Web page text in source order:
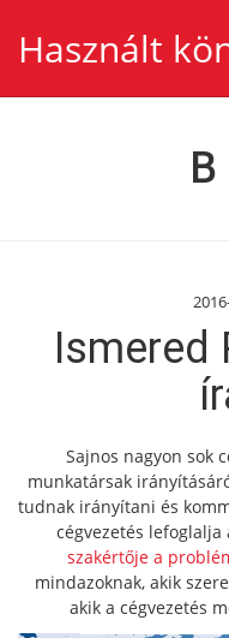
Használt
Ismered
Sajnos nagyon sok
munkatársak
tudnak irányítani és
cégvezetés lefoglalja
szakértője a
mindazoknak, akik
akik a cégvezetés